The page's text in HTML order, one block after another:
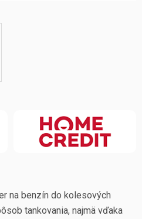
na benzín do kolesových
tankovania, najmä vďaka